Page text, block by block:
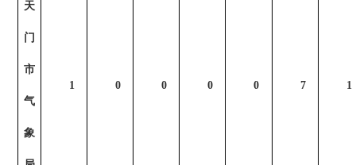
天
门
市
气
象
1 0 0 0 0 7 1